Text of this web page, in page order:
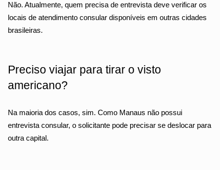
Não. Atualmente, quem precisa de entrevista deve verificar os
locais de atendimento consular disponíveis em outras cidades
brasileiras.
Preciso viajar para tirar o visto
americano?
Na maioria dos casos, sim. Como Manaus não possui
entrevista consular, o solicitante pode precisar se deslocar para
outra capital.